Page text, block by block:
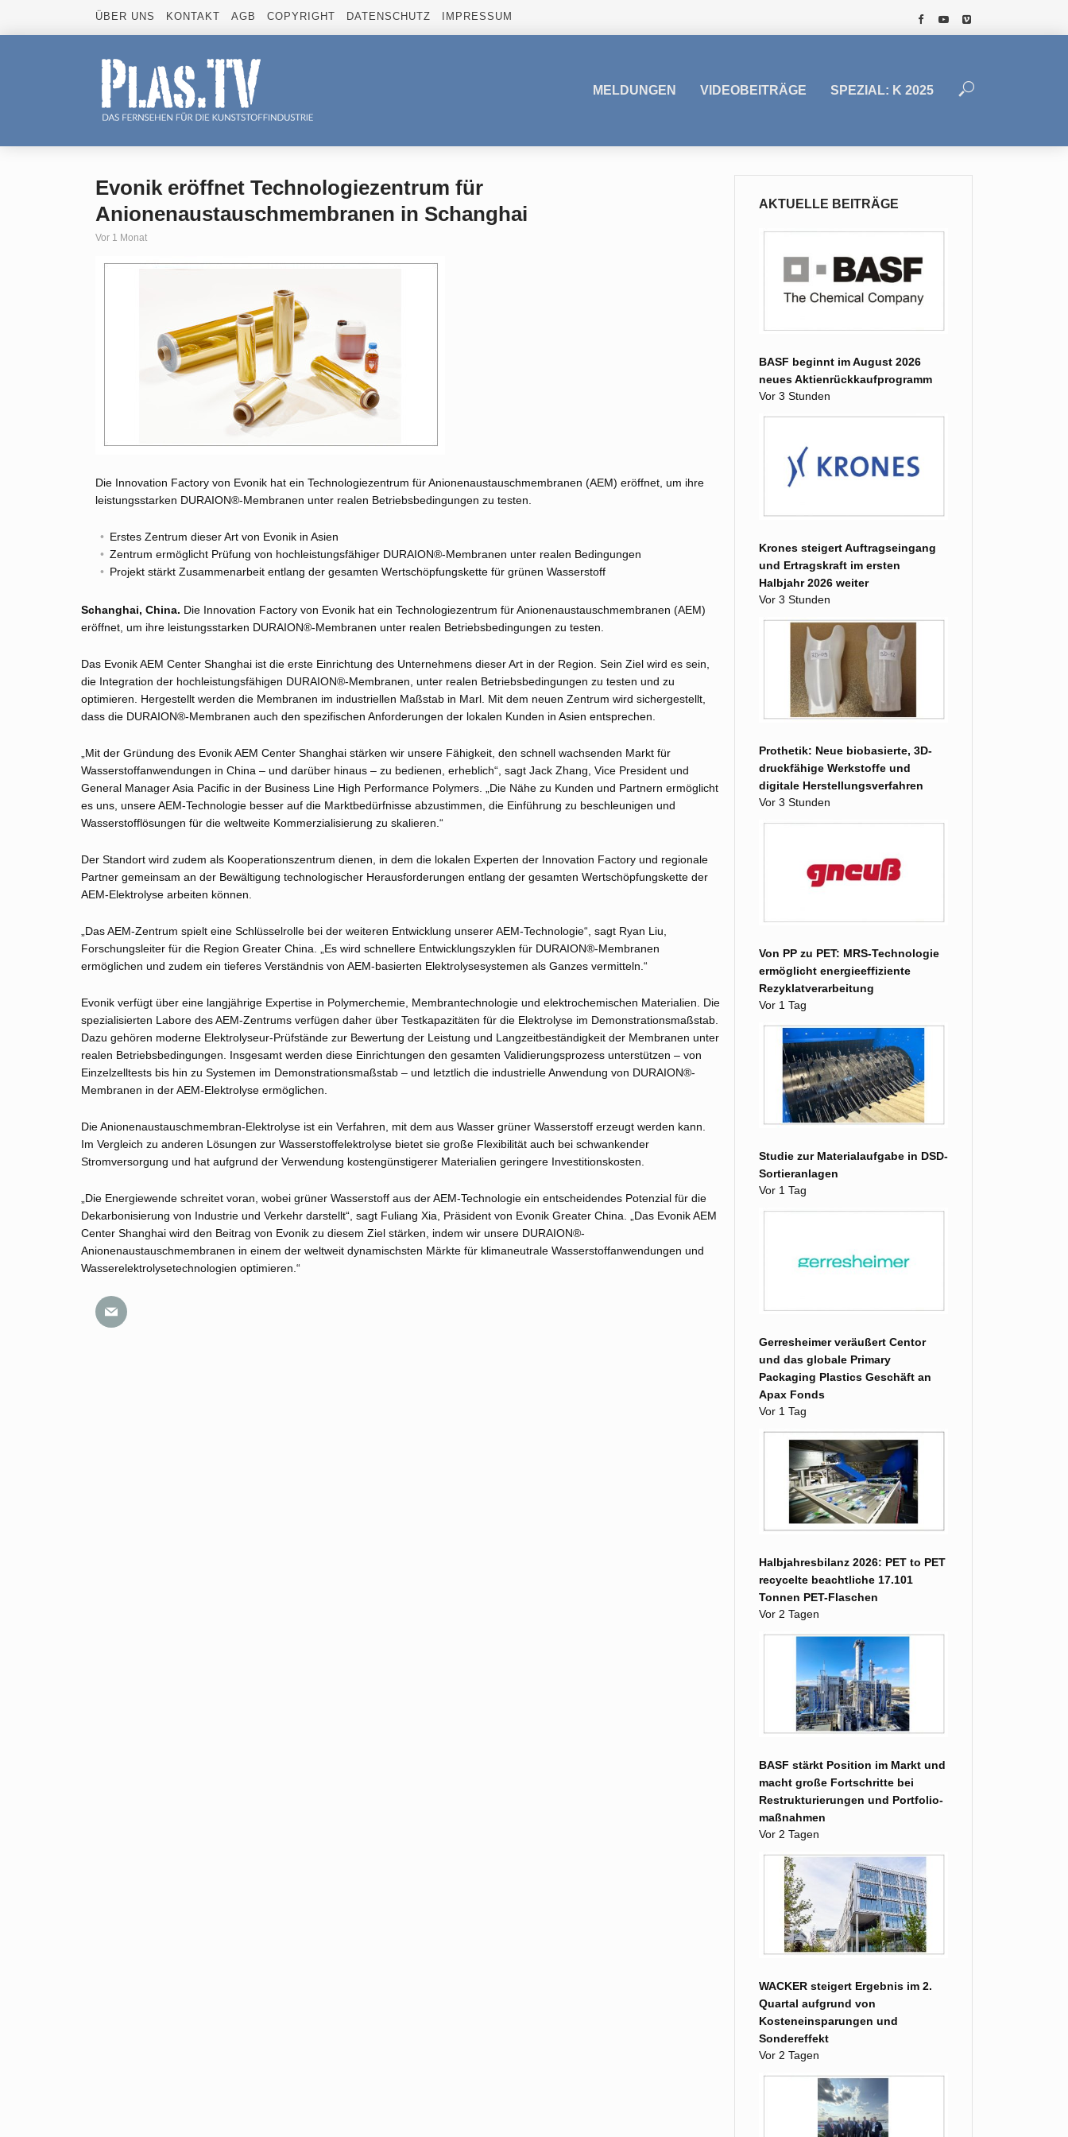
ÜBER UNS KONTAKT AGB COPYRIGHT DATENSCHUTZ IMPRESSUM
MELDUNGEN VIDEOBEITRÄGE SPEZIAL: K 2025
Evonik eröffnet Technologiezentrum für
Anionenaustauschmembranen in Schanghai
Vor 1 Monat
Die Innovation Factory von Evonik hat ein Technologiezentrum für Anionenaustauschmembranen (AEM) eröffnet, um ihre
leistungsstarken DURAION®-Membranen unter realen Betriebsbedingungen zu testen.
Erstes Zentrum dieser Art von Evonik in Asien
Zentrum ermöglicht Prüfung von hochleistungsfähiger DURAION®-Membranen unter realen Bedingungen
Projekt stärkt Zusammenarbeit entlang der gesamten Wertschöpfungskette für grünen Wasserstoff
Schanghai, China. Die Innovation Factory von Evonik hat ein Technologiezentrum für Anionenaustauschmembranen (AEM)
eröffnet, um ihre leistungsstarken DURAION®-Membranen unter realen Betriebsbedingungen zu testen.
Das Evonik AEM Center Shanghai ist die erste Einrichtung des Unternehmens dieser Art in der Region. Sein Ziel wird es sein,
die Integration der hochleistungsfähigen DURAION®-Membranen, unter realen Betriebsbedingungen zu testen und zu
optimieren. Hergestellt werden die Membranen im industriellen Maßstab in Marl. Mit dem neuen Zentrum wird sichergestellt,
dass die DURAION®-Membranen auch den spezifischen Anforderungen der lokalen Kunden in Asien entsprechen.
„Mit der Gründung des Evonik AEM Center Shanghai stärken wir unsere Fähigkeit, den schnell wachsenden Markt für
Wasserstoffanwendungen in China – und darüber hinaus – zu bedienen, erheblich“, sagt Jack Zhang, Vice President und
General Manager Asia Pacific in der Business Line High Performance Polymers. „Die Nähe zu Kunden und Partnern ermöglicht
es uns, unsere AEM-Technologie besser auf die Marktbedürfnisse abzustimmen, die Einführung zu beschleunigen und
Wasserstofflösungen für die weltweite Kommerzialisierung zu skalieren.“
Der Standort wird zudem als Kooperationszentrum dienen, in dem die lokalen Experten der Innovation Factory und regionale
Partner gemeinsam an der Bewältigung technologischer Herausforderungen entlang der gesamten Wertschöpfungskette der
AEM-Elektrolyse arbeiten können.
„Das AEM-Zentrum spielt eine Schlüsselrolle bei der weiteren Entwicklung unserer AEM-Technologie“, sagt Ryan Liu,
Forschungsleiter für die Region Greater China. „Es wird schnellere Entwicklungszyklen für DURAION®-Membranen
ermöglichen und zudem ein tieferes Verständnis von AEM-basierten Elektrolysesystemen als Ganzes vermitteln.“
Evonik verfügt über eine langjährige Expertise in Polymerchemie, Membrantechnologie und elektrochemischen Materialien. Die
spezialisierten Labore des AEM-Zentrums verfügen daher über Testkapazitäten für die Elektrolyse im Demonstrationsmaßstab.
Dazu gehören moderne Elektrolyseur-Prüfstände zur Bewertung der Leistung und Langzeitbeständigkeit der Membranen unter
realen Betriebsbedingungen. Insgesamt werden diese Einrichtungen den gesamten Validierungsprozess unterstützen – von
Einzelzelltests bis hin zu Systemen im Demonstrationsmaßstab – und letztlich die industrielle Anwendung von DURAION®-
Membranen in der AEM-Elektrolyse ermöglichen.
Die Anionenaustauschmembran-Elektrolyse ist ein Verfahren, mit dem aus Wasser grüner Wasserstoff erzeugt werden kann.
Im Vergleich zu anderen Lösungen zur Wasserstoffelektrolyse bietet sie große Flexibilität auch bei schwankender
Stromversorgung und hat aufgrund der Verwendung kostengünstigerer Materialien geringere Investitionskosten.
„Die Energiewende schreitet voran, wobei grüner Wasserstoff aus der AEM-Technologie ein entscheidendes Potenzial für die
Dekarbonisierung von Industrie und Verkehr darstellt“, sagt Fuliang Xia, Präsident von Evonik Greater China. „Das Evonik AEM
Center Shanghai wird den Beitrag von Evonik zu diesem Ziel stärken, indem wir unsere DURAION®-
Anionenaustauschmembranen in einem der weltweit dynamischsten Märkte für klimaneutrale Wasserstoffanwendungen und
Wasserelektrolysetechnologien optimieren.“
AKTUELLE BEITRÄGE
BASF beginnt im August 2026
neues Aktienrückkaufprogramm
Vor 3 Stunden
Krones steigert Auftragseingang
und Ertragskraft im ersten
Halbjahr 2026 weiter
Vor 3 Stunden
Prothetik: Neue biobasierte, 3D-
druckfähige Werkstoffe und
digitale Herstellungsverfahren
Vor 3 Stunden
Von PP zu PET: MRS-Technologie
ermöglicht energieeffiziente
Rezyklatverarbeitung
Vor 1 Tag
Studie zur Materialaufgabe in DSD-
Sortieranlagen
Vor 1 Tag
Gerresheimer veräußert Centor
und das globale Primary
Packaging Plastics Geschäft an
Apax Fonds
Vor 1 Tag
Halbjahresbilanz 2026: PET to PET
recycelte beachtliche 17.101
Tonnen PET-Flaschen
Vor 2 Tagen
BASF stärkt Position im Markt und
macht große Fort­schritte bei
Restruk­turierungen und Portfolio­
maß­nahmen
Vor 2 Tagen
WACKER steigert Ergebnis im 2.
Quartal aufgrund von
Kosteneinsparungen und
Sondereffekt
Vor 2 Tagen